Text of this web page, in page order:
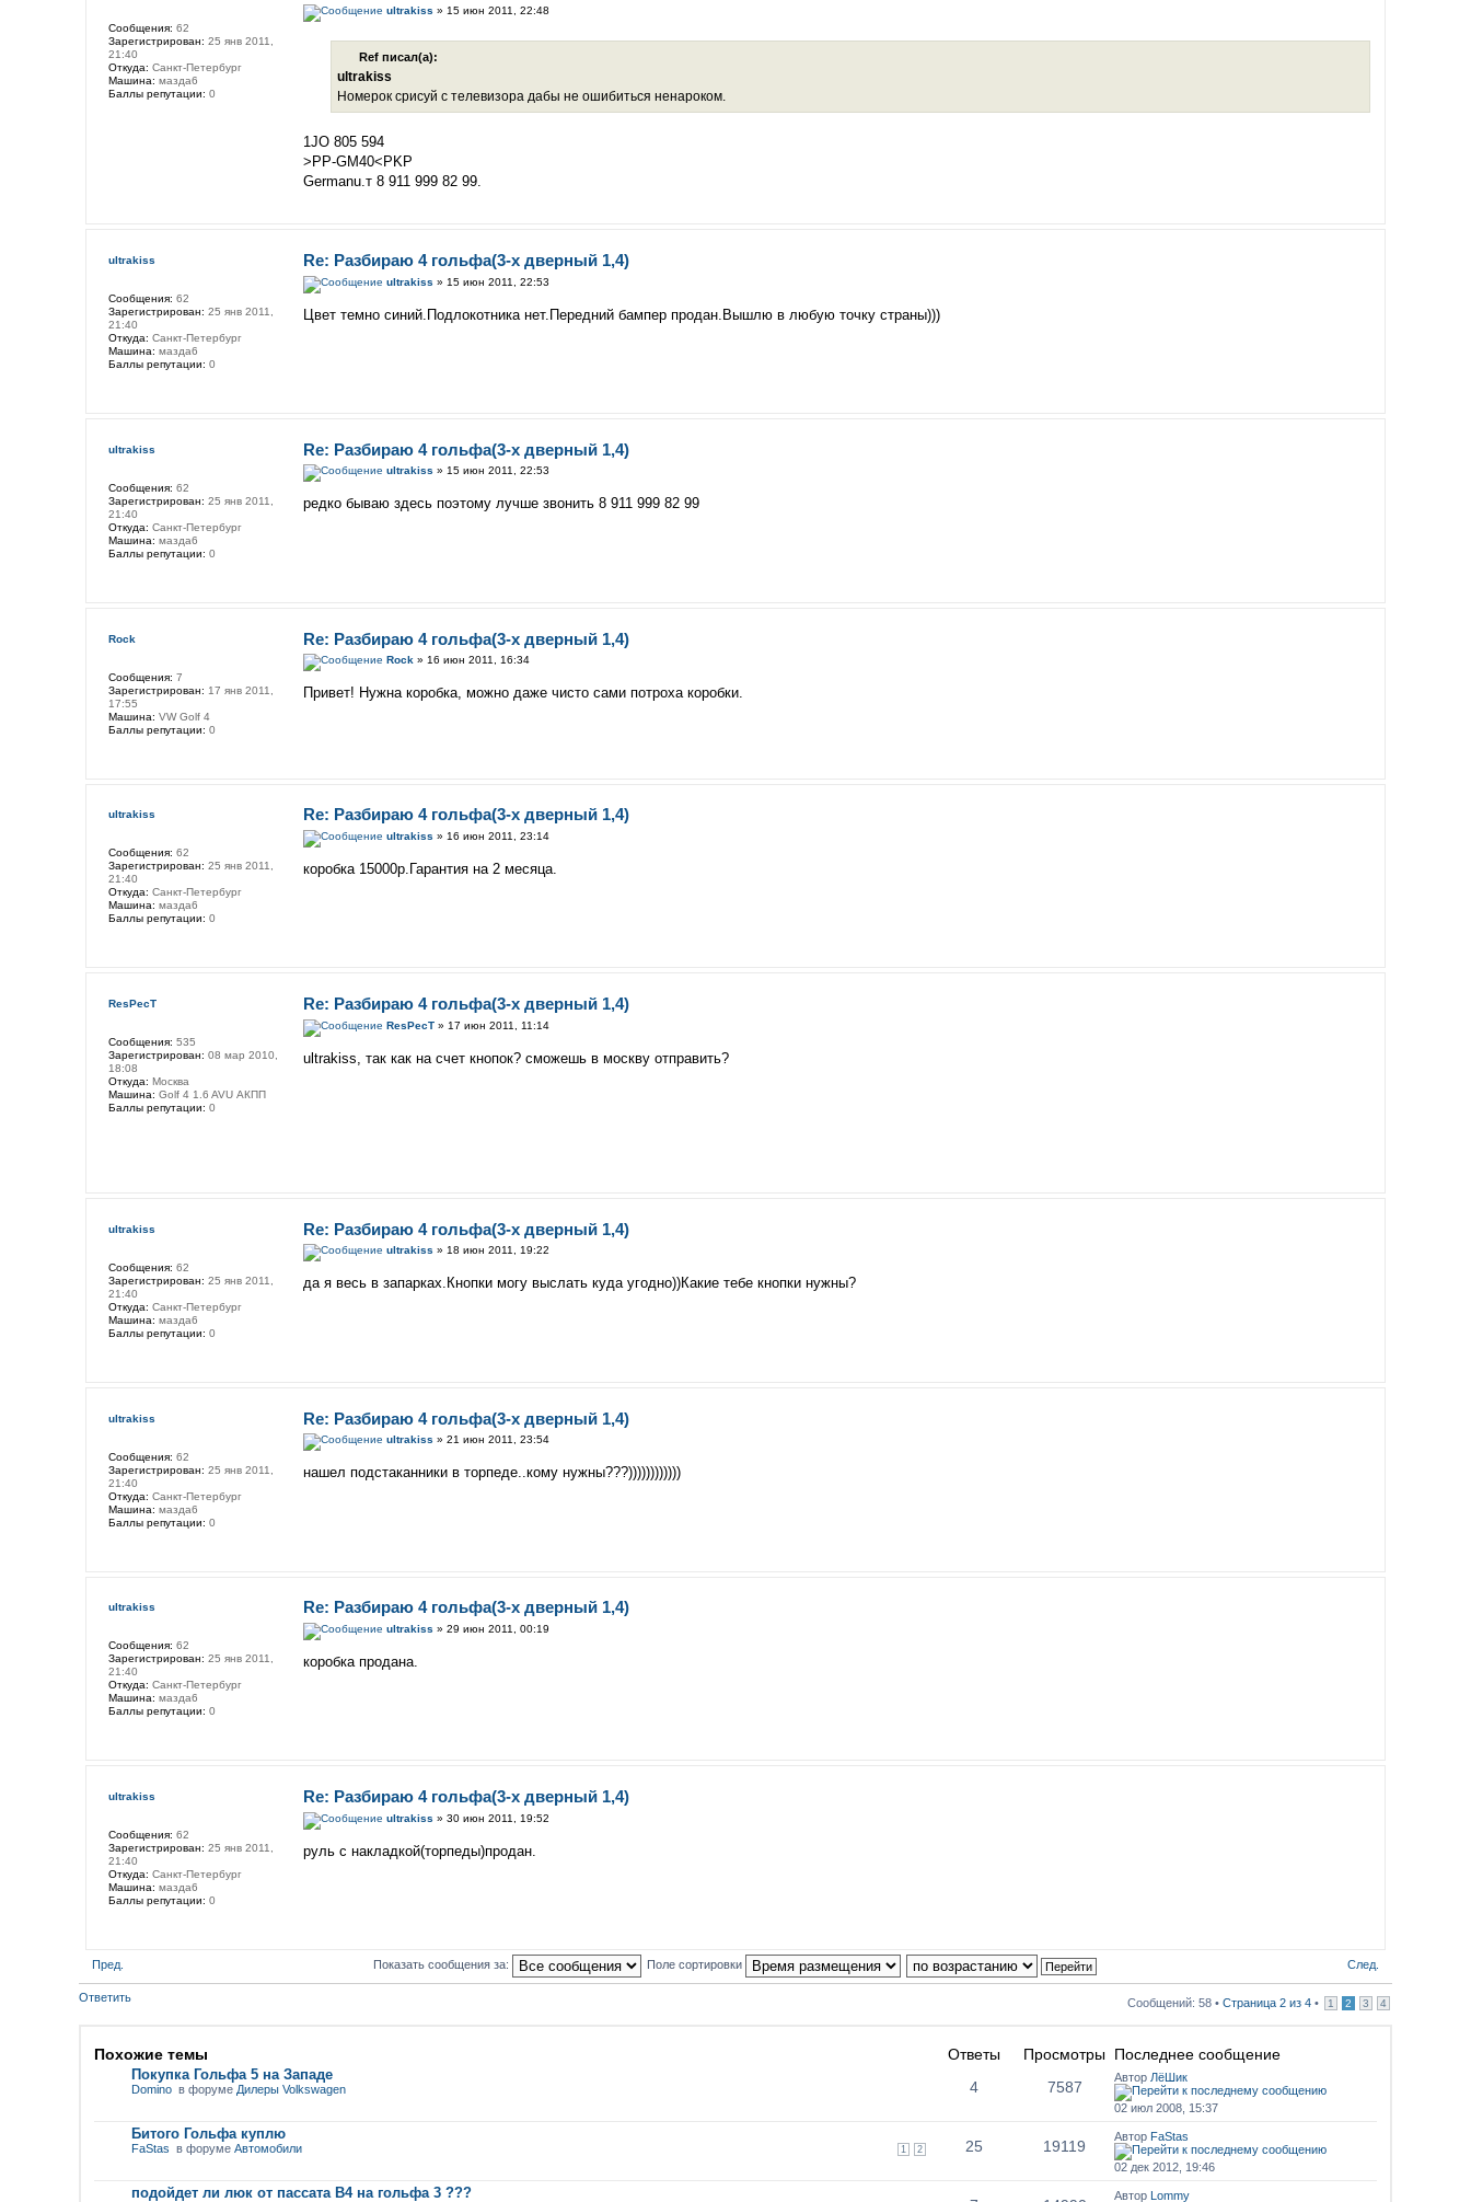
ultrakiss » 15 июн 2011, 22:48
Ref писал(а):
ultrakiss
Номерок срисуй с телевизора дабы не ошибиться ненароком.
1JO 805 594
>PP-GM40<PKP
Germanu.т 8 911 999 82 99.
Сообщения: 62
Зарегистрирован: 25 янв 2011,
21:40
Откуда: Санкт-Петербург
Машина: мазда6
Баллы репутации: 0
Re: Разбираю 4 гольфа(3-х дверный 1,4)
ultrakiss » 15 июн 2011, 22:53
Цвет темно синий.Подлокотника нет.Передний бампер продан.Вышлю в любую точку страны)))
ultrakiss
Сообщения: 62
Зарегистрирован: 25 янв 2011,
21:40
Откуда: Санкт-Петербург
Машина: мазда6
Баллы репутации: 0
Re: Разбираю 4 гольфа(3-х дверный 1,4)
ultrakiss » 15 июн 2011, 22:53
редко бываю здесь поэтому лучше звонить 8 911 999 82 99
ultrakiss
Сообщения: 62
Зарегистрирован: 25 янв 2011,
21:40
Откуда: Санкт-Петербург
Машина: мазда6
Баллы репутации: 0
Re: Разбираю 4 гольфа(3-х дверный 1,4)
Rock» 16 июн 2011, 16:34
Привет! Нужна коробка, можно даже чисто сами потроха коробки.
Rock
Сообщения: 7
Зарегистрирован: 17 янв 2011,
17:55
Машина: VW Golf 4
Баллы репутации: 0
Re: Разбираю 4 гольфа(3-х дверный 1,4)
ultrakiss » 16 июн 2011, 23:14
коробка 15000р.Гарантия на 2 месяца.
ultrakiss
Сообщения: 62
Зарегистрирован: 25 янв 2011,
21:40
Откуда: Санкт-Петербург
Машина: мазда6
Баллы репутации: 0
Re: Разбираю 4 гольфа(3-х дверный 1,4)
ResPecT» 17 июн 2011, 11:14
ultrakiss, так как на счет кнопок? сможешь в москву отправить?
ResPecT
Сообщения: 535
Зарегистрирован: 08 мар 2010,
18:08
Откуда: Москва
Машина: Golf 4 1.6 AVU АКПП
Баллы репутации: 0
Re: Разбираю 4 гольфа(3-х дверный 1,4)
ultrakiss » 18 июн 2011, 19:22
да я весь в запарках.Кнопки могу выслать куда угодно))Какие тебе кнопки нужны?
ultrakiss
Сообщения: 62
Зарегистрирован: 25 янв 2011,
21:40
Откуда: Санкт-Петербург
Машина: мазда6
Баллы репутации: 0
Re: Разбираю 4 гольфа(3-х дверный 1,4)
ultrakiss » 21 июн 2011, 23:54
нашел подстаканники в торпеде..кому нужны???))))))))))))
ultrakiss
Сообщения: 62
Зарегистрирован: 25 янв 2011,
21:40
Откуда: Санкт-Петербург
Машина: мазда6
Баллы репутации: 0
Re: Разбираю 4 гольфа(3-х дверный 1,4)
ultrakiss » 29 июн 2011, 00:19
коробка продана.
ultrakiss
Сообщения: 62
Зарегистрирован: 25 янв 2011,
21:40
Откуда: Санкт-Петербург
Машина: мазда6
Баллы репутации: 0
Re: Разбираю 4 гольфа(3-х дверный 1,4)
ultrakiss » 30 июн 2011, 19:52
руль с накладкой(торпеды)продан.
ultrakiss
Сообщения: 62
Зарегистрирован: 25 янв 2011,
21:40
Откуда: Санкт-Петербург
Машина: мазда6
Баллы репутации: 0
Пред. След.
Показать сообщения за: Поле сортировки
Ответить Сообщений: 58 • Страница 2 из 4 • 1 2 3 4
Похожие темы Ответы Просмотры Последнее сообщение
Покупка Гольфа 5 на Западе
Domino в форуме Дилеры Volkswagen 4 7587
Автор ЛёШик
02 июл 2008, 15:37
Битого Гольфа куплю
1 2
FaStas в форумеАвтомобили 25 19119
Автор FaStas
02 дек 2012, 19:46
подойдет ли люк от пассата В4 на гольфа 3 ??? Автор Lommy